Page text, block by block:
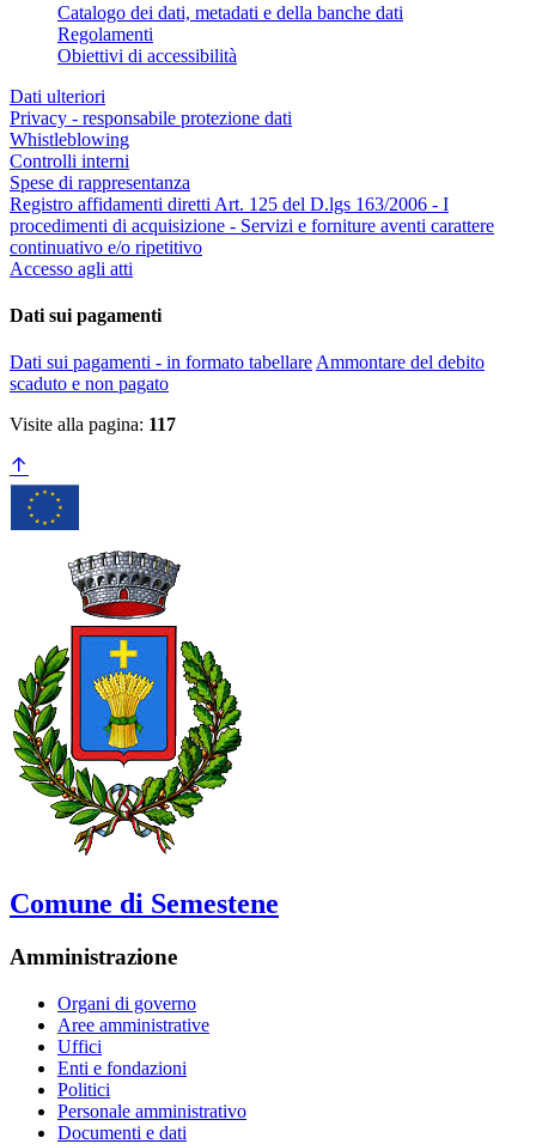
Catalogo dei dati, metadati e della banche dati
Regolamenti
Obiettivi di accessibilità
Dati ulteriori
Privacy - responsabile protezione dati
Whistleblowing
Controlli interni
Spese di rappresentanza
Registro affidamenti diretti Art. 125 del D.lgs 163/2006 - I
procedimenti di acquisizione - Servizi e forniture aventi carattere
continuativo e/o ripetitivo
Accesso agli atti
Dati sui pagamenti
Dati sui pagamenti - in formato tabellare Ammontare del debito
scaduto e non pagato
Visite alla pagina: 117
Comune di Semestene
Amministrazione
Organi di governo
Aree amministrative
Uffici
Enti e fondazioni
Politici
Personale amministrativo
Documenti e dati